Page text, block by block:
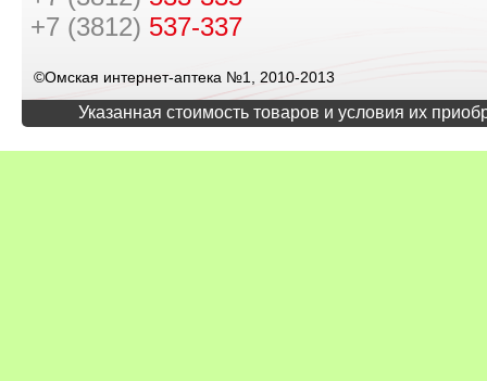
+7 (3812) 537-337
©Омская интернет-аптека №1, 2010-2013
Указанная стоимость товаров и условия их